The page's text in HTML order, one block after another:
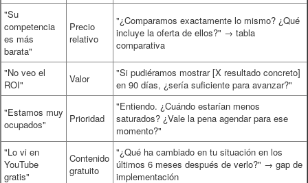
"Su
competencia
es más
barata"
Precio
relativo
"¿Comparamos exactamente lo mismo? ¿Qué
incluye la oferta de ellos?" → tabla
comparativa
"No veo el
ROI"
Valor
"Si pudiéramos mostrar [X resultado concreto]
en 90 días, ¿sería suficiente para avanzar?"
"Estamos muy
ocupados"
Prioridad
"Entiendo. ¿Cuándo estarían menos
saturados? ¿Vale la pena agendar para ese
momento?"
"Lo vi en
YouTube
gratis"
Contenido
gratuito
"¿Qué ha cambiado en tu situación en los
últimos 6 meses después de verlo?" → gap de
implementación